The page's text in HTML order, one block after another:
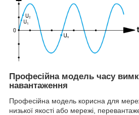
Професійна модель часу
навантаження
Професійна модель корисна для
низької якості або мережі,